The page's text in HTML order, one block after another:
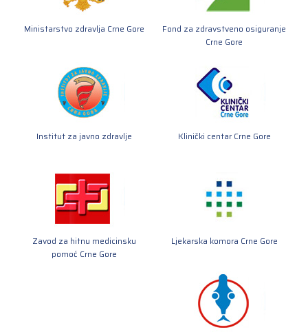
Ministarstvo zdravlja Crne Gore
Fond za zdravstveno osiguranje
Crne Gore
Institut za javno zdravlje Klinički centar Crne Gore
Zavod za hitnu medicinsku
pomoć Crne Gore
Ljekarska komora Crne Gore